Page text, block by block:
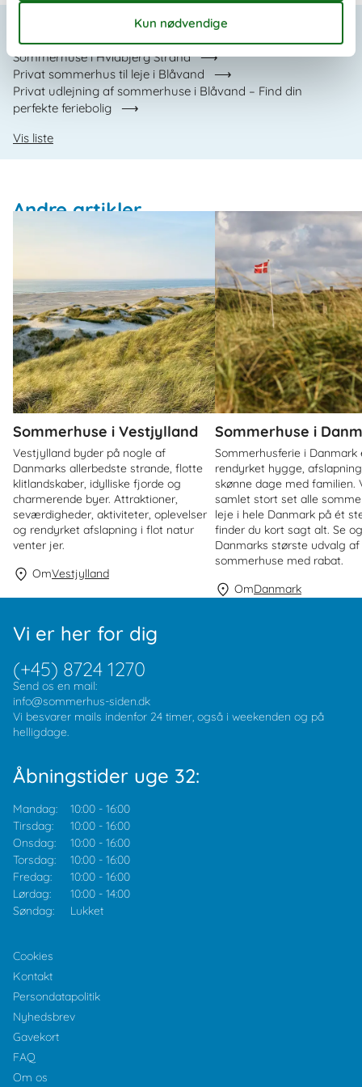
Seneste artikler om Blåvand
Sommerhuse i Hvidbjerg Strand
Privat sommerhus til leje i Blåvand
Privat udlejning af sommerhuse i Blåvand – Find din
perfekte feriebolig
Vis liste
Andre artikler
Sommerhuse i Vestjylland
Vestjylland byder på nogle af
Danmarks allerbedste strande, flotte
klitlandskaber, idylliske fjorde og
charmerende byer. Attraktioner,
seværdigheder, aktiviteter, oplevelser
og rendyrket afslapning i flot natur
venter jer.
OmVestjylland
Sommerhuse i
Sommerhusferie i Danmark
rendyrket hygge,
skønne dage med familien.
samlet stort set alle
leje i hele Danmark på ét
finder du kort sagt alt. Se
Danmarks største udvalg af
sommerhuse med rabat.
OmDanmark
Vi er her for dig
(+45) 8724 1270
Send os en mail:
info@sommerhus-siden.dk
Vi besvarer mails indenfor 24 timer, også i weekenden og på
helligdage.
Åbningstider uge 32:
Mandag: 10:00 - 16:00
Tirsdag:
10:00 - 16:00
Onsdag:
10:00 - 16:00
Torsdag:
10:00 - 16:00
Fredag:
10:00 - 16:00
Lørdag:
10:00 - 14:00
Søndag:
Lukket
Cookies
Kontakt
Persondatapolitik
Nyhedsbrev
Gavekort
FAQ
Om os